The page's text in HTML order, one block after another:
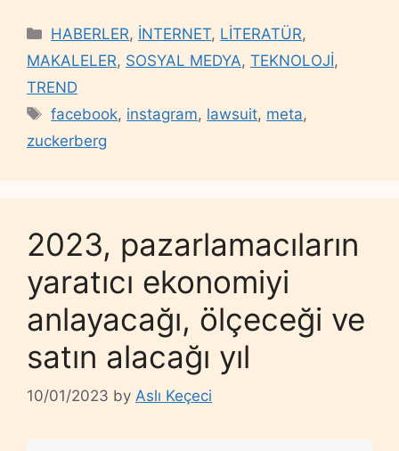
Categories
HABERLER, İNTERNET, LİTERATÜR,
MAKALELER, SOSYAL MEDYA, TEKNOLOJİ,
TREND
Tags
facebook, instagram, lawsuit, meta,
zuckerberg
2023, pazarlamacıların
yaratıcı ekonomiyi
anlayacağı, ölçeceği ve
satın alacağı yıl
10/01/2023 by Aslı Keçeci